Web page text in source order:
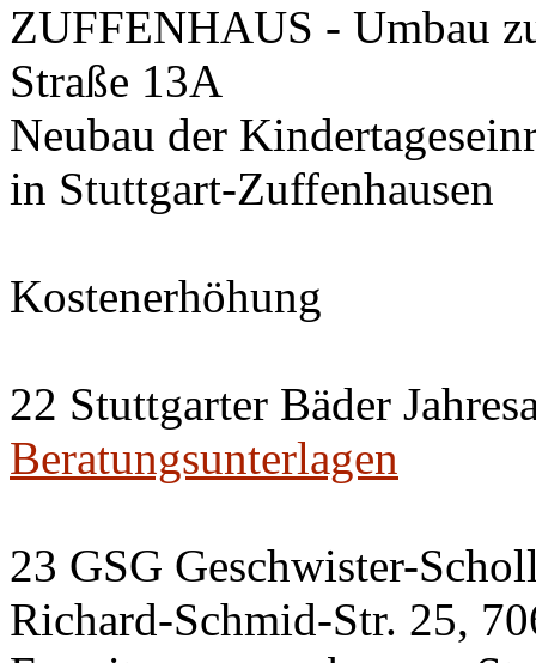
ZUFFENHAUS - Umbau
Straße 13A
Neubau der
in Stuttgart-Zuffenhausen
Kostenerhöhung
22 Stuttgarter Bäder
Beratungsunterlagen
23 GSG Geschwister-
Richard-Schmid-Str. 25,